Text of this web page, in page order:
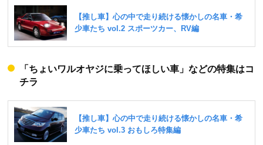
「ちょいワルオヤジに乗ってほしい車」などの特集はコ
チラ